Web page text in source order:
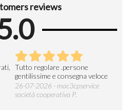
reviews
Tutto regolare .persone
gentilissime e consegna veloce
26-07-2026 - mac3cpservice
società cooperativa P.